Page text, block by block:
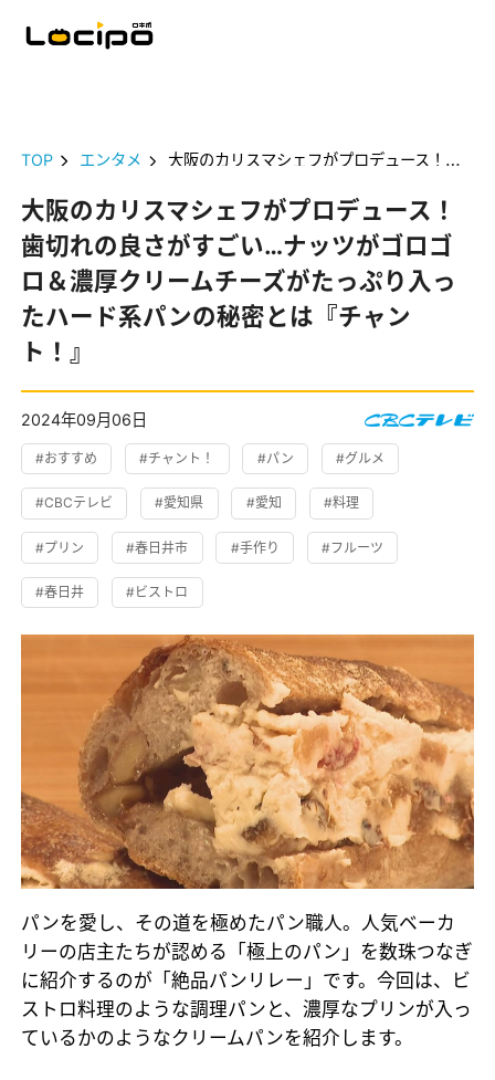
TOP エンタメ 大阪のカリスマシェフがプロデュース！歯切れの良さがすごい…ナッツがゴロゴロ＆濃厚クリームチーズがたっぷり入ったハード系パンの秘密とは『チャント！』
大阪のカリスマシェフがプロデュース！
歯切れの良さがすごい…ナッツがゴロゴ
ロ＆濃厚クリームチーズがたっぷり入っ
たハード系パンの秘密とは『チャン
ト！』
2024年09月06日
#おすすめ #チャント！ #パン #グルメ
#CBCテレビ #愛知県 #愛知 #料理
#プリン #春日井市 #手作り #フルーツ
#春日井 #ビストロ
パンを愛し、その道を極めたパン職人。人気ベーカ
リーの店主たちが認める「極上のパン」を数珠つなぎ
に紹介するのが「絶品パンリレー」です。今回は、ビ
ストロ料理のような調理パンと、濃厚なプリンが入っ
ているかのようなクリームパンを紹介します。